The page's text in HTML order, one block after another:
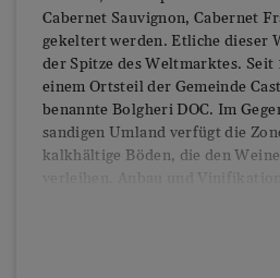
Cabernet Sauvignon, Cabernet
gekeltert werden. Etliche dieser
der Spitze des Weltmarktes. Seit
einem Ortsteil der Gemeinde
benannte Bolgheri DOC. Im
sandigen Umland verfügt die
kalkhältige Böden, die den
verleihen. Anbau und